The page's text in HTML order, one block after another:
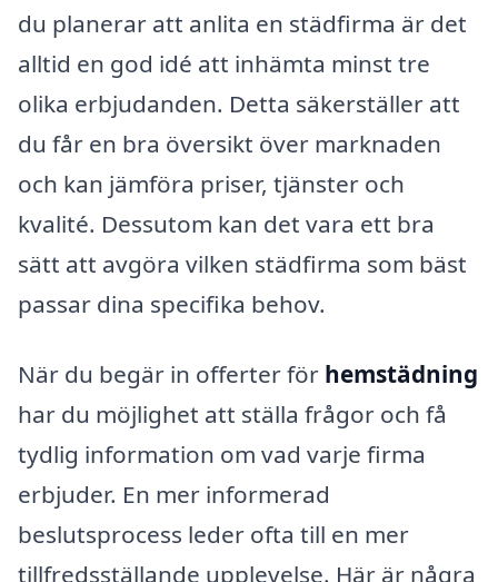
du planerar att anlita en städfirma är det
alltid en god idé att inhämta minst tre
olika erbjudanden. Detta säkerställer att
du får en bra översikt över marknaden
och kan jämföra priser, tjänster och
kvalité. Dessutom kan det vara ett bra
sätt att avgöra vilken städfirma som bäst
passar dina specifika behov.
När du begär in offerter för hemstädning
har du möjlighet att ställa frågor och få
tydlig information om vad varje firma
erbjuder. En mer informerad
beslutsprocess leder ofta till en mer
tillfredsställande upplevelse. Här är några